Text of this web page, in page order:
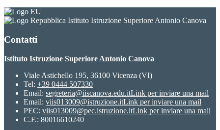
Istituto Istruzione Superiore Antonio Canova
Contatti
Istituto Istruzione Superiore Antonio Canova
Viale Astichello 195, 36100 Vicenza (VI)
Tel: +39 0444 507330
Email: segreteria@iiscanova.edu.itLink per inviare una mail
Email: viis013009@istruzione.itLink per inviare una mail
PEC: viis013009@pec.istruzione.itLink per inviare una mail
C.F.: 80016610240